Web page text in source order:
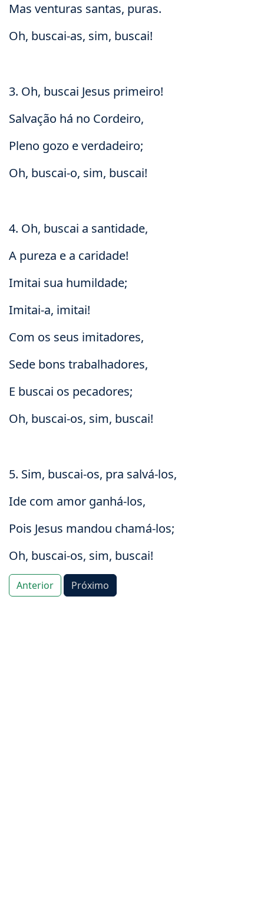
Mas venturas santas, puras.
Oh, buscai-as, sim, buscai!
3. Oh, buscai Jesus primeiro!
Salvação há no Cordeiro,
Pleno gozo e verdadeiro;
Oh, buscai-o, sim, buscai!
4. Oh, buscai a santidade,
A pureza e a caridade!
Imitai sua humildade;
Imitai-a, imitai!
Com os seus imitadores,
Sede bons trabalhadores,
E buscai os pecadores;
Oh, buscai-os, sim, buscai!
5. Sim, buscai-os, pra salvá-los,
Ide com amor ganhá-los,
Pois Jesus mandou chamá-los;
Oh, buscai-os, sim, buscai!
Anterior Próximo